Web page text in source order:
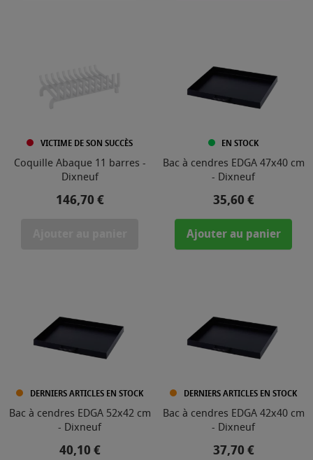
VICTIME DE SON SUCCÈS
Coquille Abaque 11 barres -
Dixneuf
Prix
146,70 €
EN STOCK
Bac à cendres EDGA 47x40 cm
- Dixneuf
Prix
35,60 €
Ajouter au panier
DERNIERS ARTICLES EN STOCK
Bac à cendres EDGA 52x42 cm
- Dixneuf
Prix
40,10 €
DERNIERS ARTICLES EN STOCK
Bac à cendres EDGA 42x40 cm
- Dixneuf
Prix
37,70 €